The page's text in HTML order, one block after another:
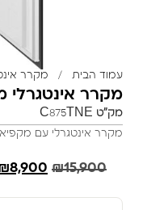
עמוד הבית / מקרר
מקרר אינטגרלי
מק"ט C875TNE
מקרר אינטגרלי עם
₪15,900
8,900